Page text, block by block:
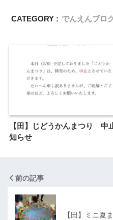
CATEGORY : でんえんブロ
【田】じどうかんまつり 中
知らせ
前の記事
【田】ミニ夏